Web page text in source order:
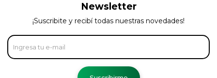
Newsletter
¡Suscribite y recibí todas nuestras novedades!